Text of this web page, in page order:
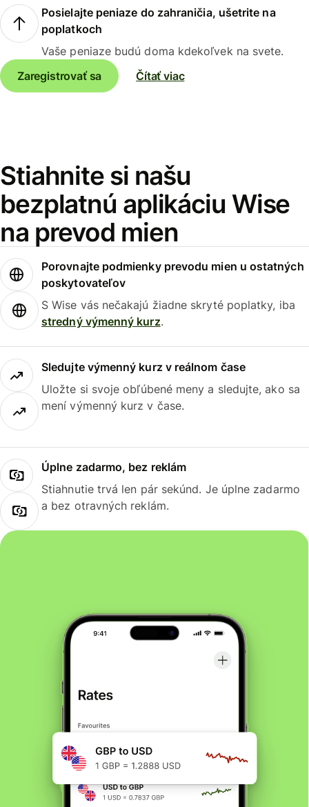
Posielajte peniaze do zahraničia, ušetrite na
poplatkoch
Vaše peniaze budú doma kdekoľvek na svete.
Zaregistrovať sa
Čítať viac
Stiahnite si našu
bezplatnú aplikáciu Wise
na prevod mien
Porovnajte podmienky prevodu mien u ostatných
poskytovateľov
S Wise vás nečakajú žiadne skryté poplatky, iba
stredný výmenný kurz.
Sledujte výmenný kurz v reálnom čase
Uložte si svoje obľúbené meny a sledujte, ako sa
mení výmenný kurz v čase.
Úplne zadarmo, bez reklám
Stiahnutie trvá len pár sekúnd. Je úplne zadarmo
a bez otravných reklám.